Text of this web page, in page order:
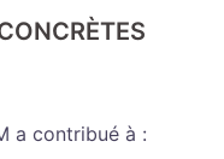
a contribué à :